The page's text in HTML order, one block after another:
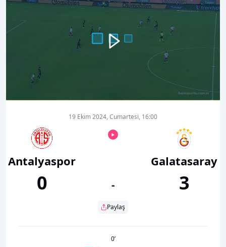
01:06
Antalyaspor
0
19 Ekim 2024, Cumartesi, 16:00
-
Paylaş
Galatasaray
3
0’